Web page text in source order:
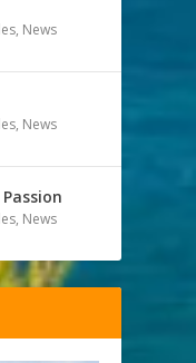
, News
, News
, News